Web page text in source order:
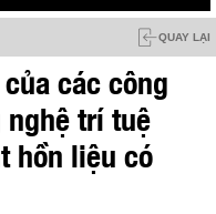
QUAY LẠI
các công
nghệ trí tuệ
hồn liệu có